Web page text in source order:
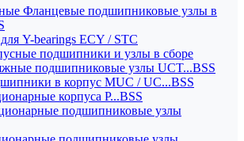
Фланцевые подшипниковые узлы в
Y-bearings ECY / STC
подшипники и узлы в сборе
подшипниковые узлы UCT...BSS
в корпус MUC / UC...BSS
корпуса P...BSS
подшипниковые узлы